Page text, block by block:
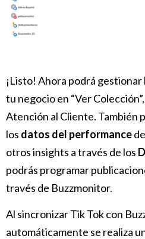
¡Listo! Ahora podrá
tu negocio en “Ver Colección”
Atención al Cliente. También
los datos del performance
otros insights a través de los
podrás programar
través de Buzzmonitor.
Al sincronizar Tik Tok con
automáticamente se realiza